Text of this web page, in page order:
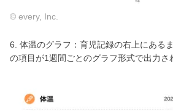
© every, Inc.
6. 体温のグラフ：育児記録の右上にある
の項目が1週間ごとのグラフ形式で出力さ